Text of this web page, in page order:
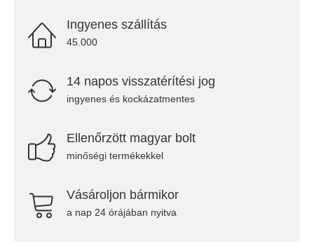
Ingyenes szállítás
45.000
14 napos visszatérítési jog
ingyenes és kockázatmentes
Ellenőrzött magyar bolt
minőségi termékekkel
Vásároljon bármikor
a nap 24 órájában nyitva